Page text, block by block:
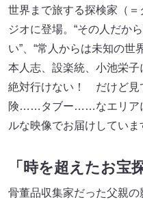
世界まで旅する探検家（
ジオに登場。“その人だか
い”、“常人からは未知の世
本人志、設楽統、小池栄
絶対行けない！ だけど
険……タブー……なエリア
ルな映像でお届けしていま
「時を超えたお宝
骨董品収集家だった父親